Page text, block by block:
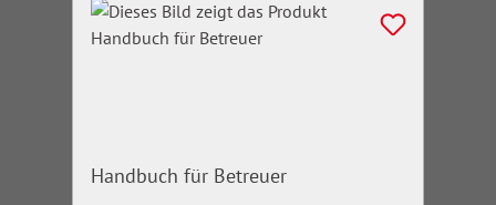
Handbuch für Betreuer